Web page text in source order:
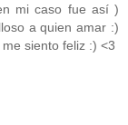
mi caso fue así )
a quien amar :)
siento feliz :) <3